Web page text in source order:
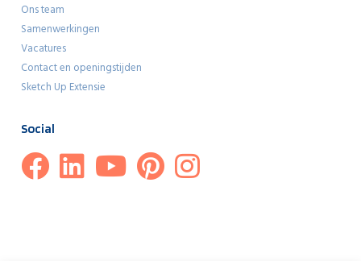
Ons team
Samenwerkingen
Vacatures
Contact en openingstijden
Sketch Up Extensie
Social